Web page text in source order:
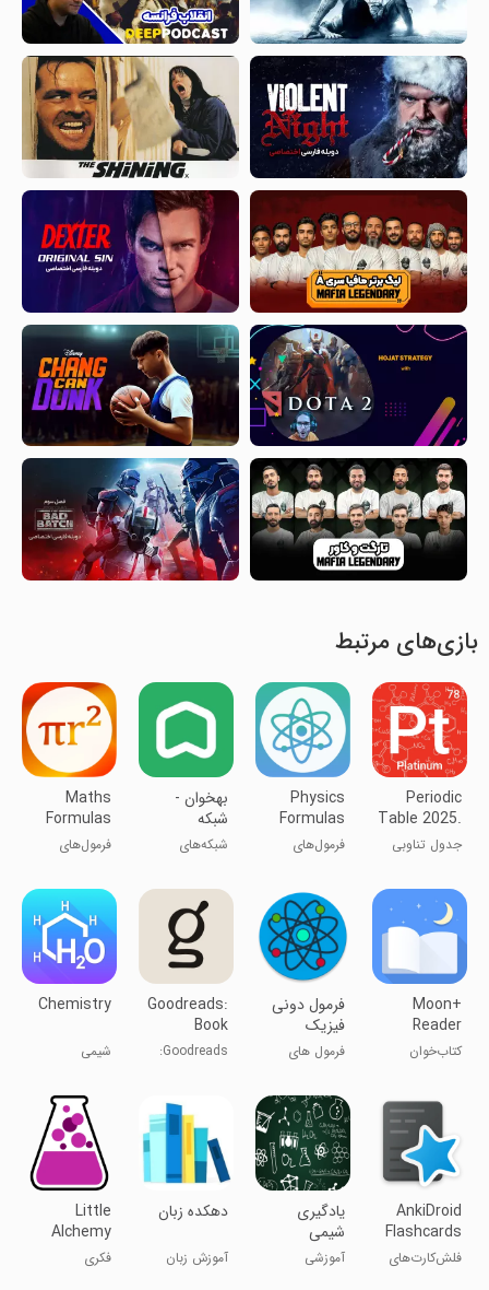
بازی‌های مرتبط
Periodic
Table 2025.
Chemistry
جدول تناوبی
Physics
Formulas
Lite
فرمول‌های
بهخوان -
شبکه
اجتماعی کتاب
شبکه‌های
Maths
Formulas
Lite
فرمول‌های
Moon+
Reader
کتاب‌خوان
فرمول دونی
فیزیک
فرمول های
Goodreads:
Book
Tracker &
Goodreads:
Chemistry
شیمی
AnkiDroid
Flashcards
فلش‌کارت‌های
یادگیری
شیمی
آموزشی
‏‏دهکده زبان
آموزش زبان
Little
Alchemy
فکری